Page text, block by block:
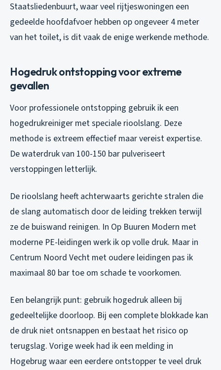
Staatsliedenbuurt, waar veel rijtjeswoningen een
gedeelde hoofdafvoer hebben op ongeveer 4 meter
van het toilet, is dit vaak de enige werkende methode.
Hogedruk ontstopping voor extreme
gevallen
Voor professionele ontstopping gebruik ik een
hogedrukreiniger met speciale rioolslang. Deze
methode is extreem effectief maar vereist expertise.
De waterdruk van 100-150 bar pulveriseert
verstoppingen letterlijk.
De rioolslang heeft achterwaarts gerichte stralen die
de slang automatisch door de leiding trekken terwijl
ze de buiswand reinigen. In Op Buuren Modern met
moderne PE-leidingen werk ik op volle druk. Maar in
Centrum Noord Vecht met oudere leidingen pas ik
maximaal 80 bar toe om schade te voorkomen.
Een belangrijk punt: gebruik hogedruk alleen bij
gedeeltelijke doorloop. Bij een complete blokkade kan
de druk niet ontsnappen en bestaat het risico op
terugslag. Vorige week had ik een melding in
Hogebrug waar een eerdere ontstopper te veel druk